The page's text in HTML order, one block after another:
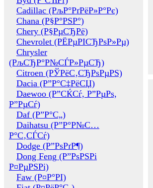
Cadillac (РљР°РґРёР»Р°Рє)
Chana (Р§Р°РЅР°)
Chery (Р§РµСЂРё)
Chevrolet (РЁРµРІСЂРѕР»Рµ)
Chrysler
(РљСЂР°Р№СЃР»РµСЂ)
Citroen (РЎРёС‚СЂРѕРµРЅ)
Dacia (Р”Р°С‡РёСЏ)
Daewoo (Р”СЌСѓ, Р”РµРѕ,
Р”РµСѓ)
Daf (Р”Р°С„)
Daihatsu (Р”Р°Р№С…
Р°С‚СЃСѓ)
Dodge (Р”РѕРґР¶)
Dong Feng (Р”РѕРЅРі
Р¤РµРЅРі)
Faw (Р¤Р°РІ)